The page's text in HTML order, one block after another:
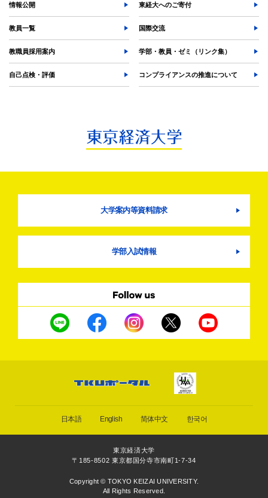
情報公開 東経大へのご寄付
教員一覧 国際交流
教職員採用案内 学部・教員・ゼミ（リンク集）
自己点検・評価 コンプライアンスの推進について
大学案内等資料請求
学部入試情報
日本語 English 简体中文 한국어
東京経済大学
〒185-8502 東京都国分寺市南町1-7-34
Copyright © TOKYO KEIZAI UNIVERSITY.
All Rights Reserved.